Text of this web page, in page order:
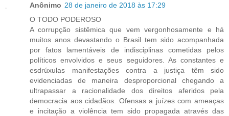
Anônimo 28 de janeiro de 2018 às 17:29
O TODO PODEROSO
A corrupção sistêmica que vem vergonhosamente e há
muitos anos devastando o Brasil tem sido acompanhada
por fatos lamentáveis de indisciplinas cometidas pelos
políticos envolvidos e seus seguidores. As constantes e
esdrúxulas manifestações contra a justiça têm sido
evidenciadas de maneira desproporcional chegando a
ultrapassar a racionalidade dos direitos aferidos pela
democracia aos cidadãos. Ofensas a juízes com ameaças
e incitação a violência tem sido propagada através das